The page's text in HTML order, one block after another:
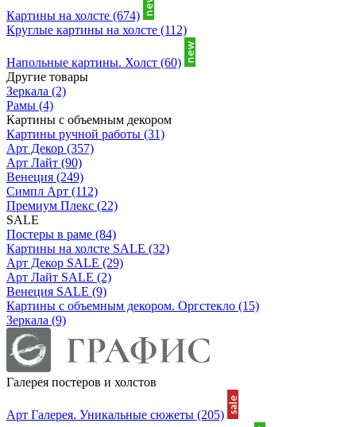
Картины на холсте (674)
Круглые картины на холсте (112)
Напольные картины. Холст (60)
Другие товары
Зеркала (2)
Рамы (4)
Картины с объемным декором
Картины ручной работы (31)
Арт Декор (357)
Арт Лайт (90)
Венеция (249)
Симпл Арт (112)
Премиум Плекс (22)
SALE
Постеры в раме (84)
Картины на холсте SALE (32)
Арт Декор SALE (29)
Арт Лайт SALE (2)
Венеция SALE (9)
Картины с объемным декором. Оргстекло (15)
Зеркала (9)
Галерея постеров и холстов
Арт Галерея. Уникальные сюжеты (205)